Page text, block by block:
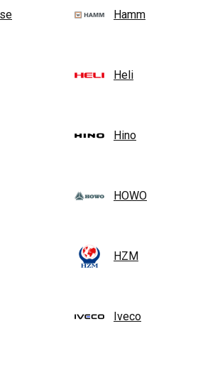
Hamm
Heli
Hino
HOWO
HZM
Iveco